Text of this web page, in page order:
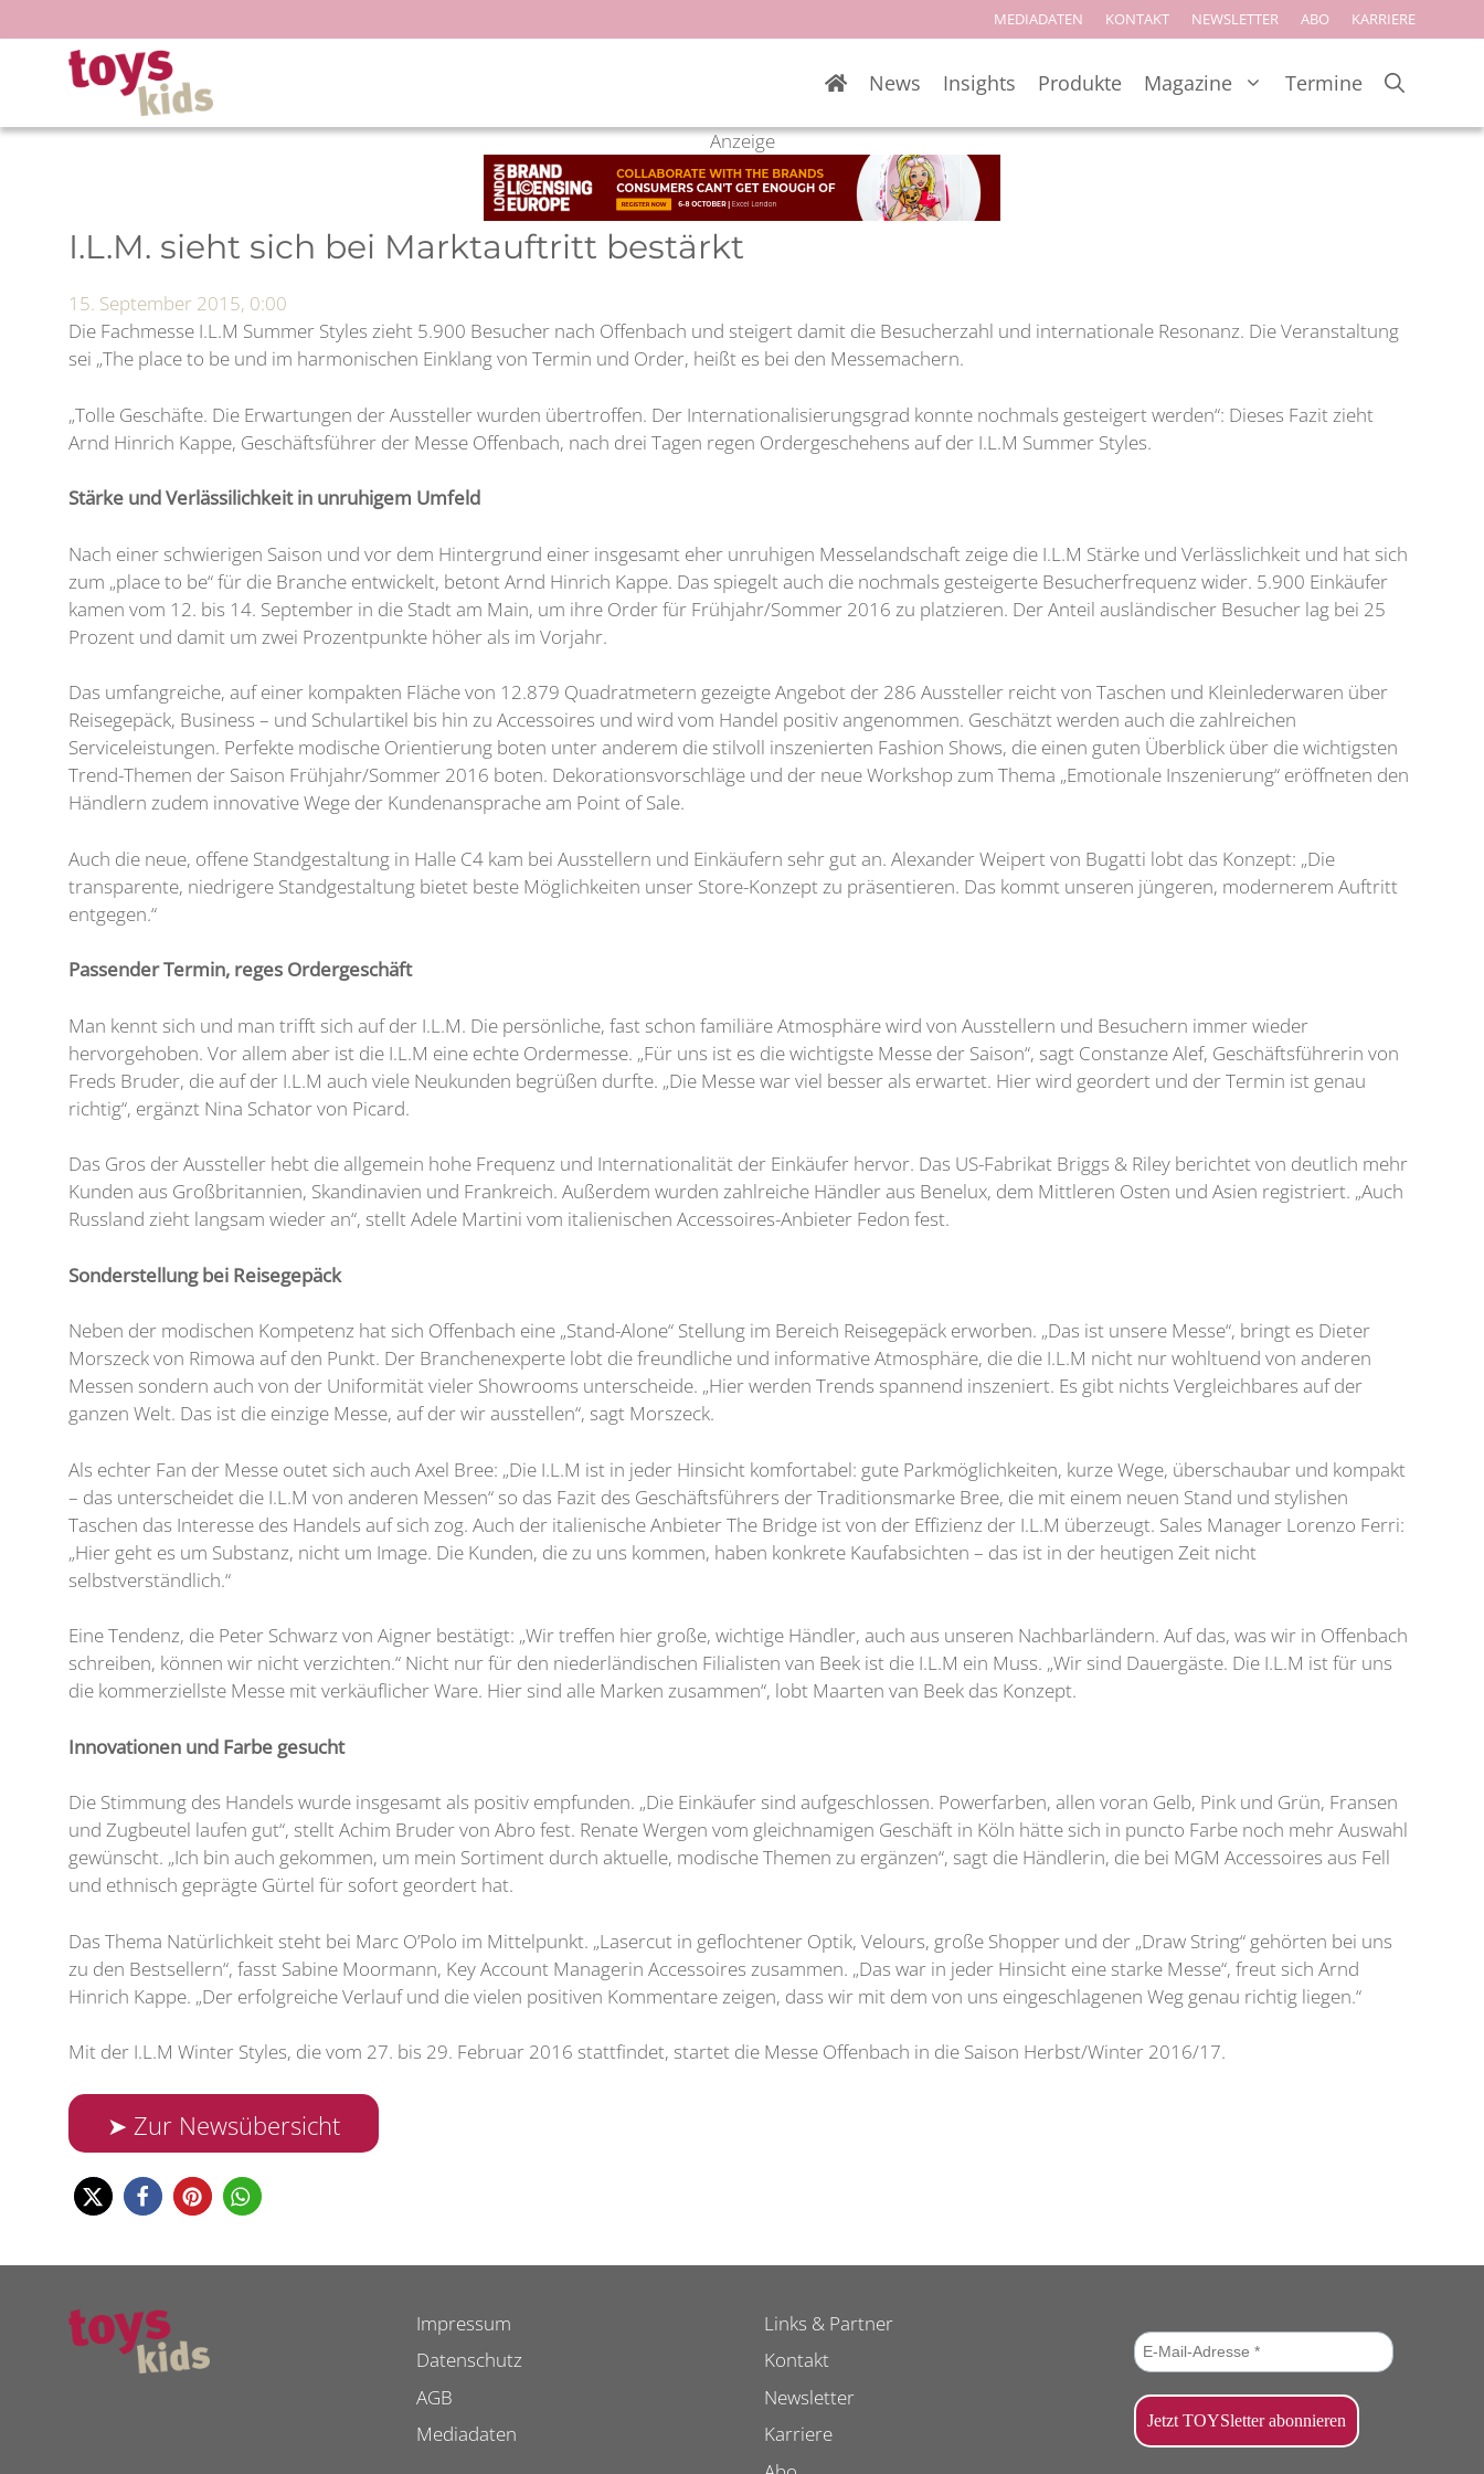
Inhalt
springen
MEDIADATEN KONTAKT NEWSLETTER ABO KARRIERE
News Insights Produkte Magazine Termine
Anzeige
I.L.M. sieht sich bei Marktauftritt bestärkt
15. September 2015, 0:00
Die Fachmesse I.L.M Summer Styles zieht 5.900 Besucher nach Offenbach und steigert damit die Besucherzahl und internationale Resonanz. Die Veranstaltung
sei „The place to be und im harmonischen Einklang von Termin und Order, heißt es bei den Messemachern.
„Tolle Geschäfte. Die Erwartungen der Aussteller wurden übertroffen. Der Internationalisierungsgrad konnte nochmals gesteigert werden“: Dieses Fazit zieht
Arnd Hinrich Kappe, Geschäftsführer der Messe Offenbach, nach drei Tagen regen Ordergeschehens auf der I.L.M Summer Styles.
Stärke und Verlässilichkeit in unruhigem Umfeld
Nach einer schwierigen Saison und vor dem Hintergrund einer insgesamt eher unruhigen Messelandschaft zeige die I.L.M Stärke und Verlässlichkeit und hat sich
zum „place to be“ für die Branche entwickelt, betont Arnd Hinrich Kappe. Das spiegelt auch die nochmals gesteigerte Besucherfrequenz wider. 5.900 Einkäufer
kamen vom 12. bis 14. September in die Stadt am Main, um ihre Order für Frühjahr/Sommer 2016 zu platzieren. Der Anteil ausländischer Besucher lag bei 25
Prozent und damit um zwei Prozentpunkte höher als im Vorjahr.
Das umfangreiche, auf einer kompakten Fläche von 12.879 Quadratmetern gezeigte Angebot der 286 Aussteller reicht von Taschen und Kleinlederwaren über
Reisegepäck, Business – und Schulartikel bis hin zu Accessoires und wird vom Handel positiv angenommen. Geschätzt werden auch die zahlreichen
Serviceleistungen. Perfekte modische Orientierung boten unter anderem die stilvoll inszenierten Fashion Shows, die einen guten Überblick über die wichtigsten
Trend-Themen der Saison Frühjahr/Sommer 2016 boten. Dekorationsvorschläge und der neue Workshop zum Thema „Emotionale Inszenierung“ eröffneten den
Händlern zudem innovative Wege der Kundenansprache am Point of Sale.
Auch die neue, offene Standgestaltung in Halle C4 kam bei Ausstellern und Einkäufern sehr gut an. Alexander Weipert von Bugatti lobt das Konzept: „Die
transparente, niedrigere Standgestaltung bietet beste Möglichkeiten unser Store-Konzept zu präsentieren. Das kommt unseren jüngeren, modernerem Auftritt
entgegen.“
Passender Termin, reges Ordergeschäft
Man kennt sich und man trifft sich auf der I.L.M. Die persönliche, fast schon familiäre Atmosphäre wird von Ausstellern und Besuchern immer wieder
hervorgehoben. Vor allem aber ist die I.L.M eine echte Ordermesse. „Für uns ist es die wichtigste Messe der Saison“, sagt Constanze Alef, Geschäftsführerin von
Freds Bruder, die auf der I.L.M auch viele Neukunden begrüßen durfte. „Die Messe war viel besser als erwartet. Hier wird geordert und der Termin ist genau
richtig“, ergänzt Nina Schator von Picard.
Das Gros der Aussteller hebt die allgemein hohe Frequenz und Internationalität der Einkäufer hervor. Das US-Fabrikat Briggs & Riley berichtet von deutlich mehr
Kunden aus Großbritannien, Skandinavien und Frankreich. Außerdem wurden zahlreiche Händler aus Benelux, dem Mittleren Osten und Asien registriert. „Auch
Russland zieht langsam wieder an“, stellt Adele Martini vom italienischen Accessoires-Anbieter Fedon fest.
Sonderstellung bei Reisegepäck
Neben der modischen Kompetenz hat sich Offenbach eine „Stand-Alone“ Stellung im Bereich Reisegepäck erworben. „Das ist unsere Messe“, bringt es Dieter
Morszeck von Rimowa auf den Punkt. Der Branchenexperte lobt die freundliche und informative Atmosphäre, die die I.L.M nicht nur wohltuend von anderen
Messen sondern auch von der Uniformität vieler Showrooms unterscheide. „Hier werden Trends spannend inszeniert. Es gibt nichts Vergleichbares auf der
ganzen Welt. Das ist die einzige Messe, auf der wir ausstellen“, sagt Morszeck.
Als echter Fan der Messe outet sich auch Axel Bree: „Die I.L.M ist in jeder Hinsicht komfortabel: gute Parkmöglichkeiten, kurze Wege, überschaubar und kompakt
– das unterscheidet die I.L.M von anderen Messen“ so das Fazit des Geschäftsführers der Traditionsmarke Bree, die mit einem neuen Stand und stylishen
Taschen das Interesse des Handels auf sich zog. Auch der italienische Anbieter The Bridge ist von der Effizienz der I.L.M überzeugt. Sales Manager Lorenzo Ferri:
„Hier geht es um Substanz, nicht um Image. Die Kunden, die zu uns kommen, haben konkrete Kaufabsichten – das ist in der heutigen Zeit nicht
selbstverständlich.“
Eine Tendenz, die Peter Schwarz von Aigner bestätigt: „Wir treffen hier große, wichtige Händler, auch aus unseren Nachbarländern. Auf das, was wir in Offenbach
schreiben, können wir nicht verzichten.“ Nicht nur für den niederländischen Filialisten van Beek ist die I.L.M ein Muss. „Wir sind Dauergäste. Die I.L.M ist für uns
die kommerziellste Messe mit verkäuflicher Ware. Hier sind alle Marken zusammen“, lobt Maarten van Beek das Konzept.
Innovationen und Farbe gesucht
Die Stimmung des Handels wurde insgesamt als positiv empfunden. „Die Einkäufer sind aufgeschlossen. Powerfarben, allen voran Gelb, Pink und Grün, Fransen
und Zugbeutel laufen gut“, stellt Achim Bruder von Abro fest. Renate Wergen vom gleichnamigen Geschäft in Köln hätte sich in puncto Farbe noch mehr Auswahl
gewünscht. „Ich bin auch gekommen, um mein Sortiment durch aktuelle, modische Themen zu ergänzen“, sagt die Händlerin, die bei MGM Accessoires aus Fell
und ethnisch geprägte Gürtel für sofort geordert hat.
Das Thema Natürlichkeit steht bei Marc O’Polo im Mittelpunkt. „Lasercut in geflochtener Optik, Velours, große Shopper und der „Draw String“ gehörten bei uns
zu den Bestsellern“, fasst Sabine Moormann, Key Account Managerin Accessoires zusammen. „Das war in jeder Hinsicht eine starke Messe“, freut sich Arnd
Hinrich Kappe. „Der erfolgreiche Verlauf und die vielen positiven Kommentare zeigen, dass wir mit dem von uns eingeschlagenen Weg genau richtig liegen.“
Mit der I.L.M Winter Styles, die vom 27. bis 29. Februar 2016 stattfindet, startet die Messe Offenbach in die Saison Herbst/Winter 2016/17.
➤ Zur Newsübersicht
Impressum
Datenschutz
AGB
Mediadaten
Links & Partner
Kontakt
Newsletter
Karriere